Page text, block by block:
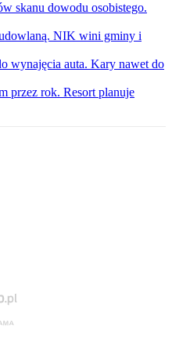
skanu dowodu osobistego.
NIK wini gminy i
wynajęcia auta. Kary nawet do
przez rok. Resort planuje